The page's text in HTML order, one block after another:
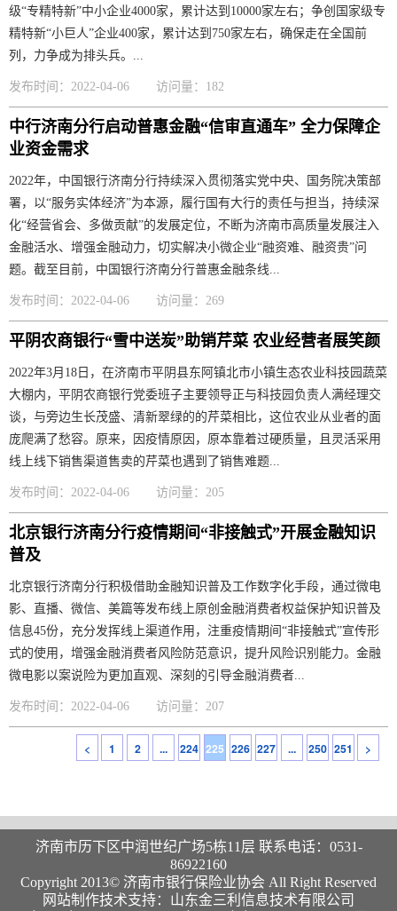
级“专精特新”中小企业4000家，累计达到10000家左右；争创国家级专
精特新“小巨人”企业400家，累计达到750家左右，确保走在全国前
列，力争成为排头兵。...
发布时间：2022-04-06 访问量：182
中行济南分行启动普惠金融“信审直通车” 全力保障企
业资金需求
2022年，中国银行济南分行持续深入贯彻落实党中央、国务院决策部
署，以“服务实体经济”为本源，履行国有大行的责任与担当，持续深
化“经营省会、多做贡献”的发展定位，不断为济南市高质量发展注入
金融活水、增强金融动力，切实解决小微企业“融资难、融资贵”问
题。截至目前，中国银行济南分行普惠金融条线...
发布时间：2022-04-06 访问量：269
平阴农商银行“雪中送炭”助销芹菜 农业经营者展笑颜
2022年3月18日，在济南市平阴县东阿镇北市小镇生态农业科技园蔬菜
大棚内，平阴农商银行党委班子主要领导正与科技园负责人满经理交
谈，与旁边生长茂盛、清新翠绿的的芹菜相比，这位农业从业者的面
庞爬满了愁容。原来，因疫情原因，原本靠着过硬质量，且灵活采用
线上线下销售渠道售卖的芹菜也遇到了销售难题...
发布时间：2022-04-06 访问量：205
北京银行济南分行疫情期间“非接触式”开展金融知识
普及
北京银行济南分行积极借助金融知识普及工作数字化手段，通过微电
影、直播、微信、美篇等发布线上原创金融消费者权益保护知识普及
信息45份，充分发挥线上渠道作用，注重疫情期间“非接触式”宣传形
式的使用，增强金融消费者风险防范意识，提升风险识别能力。金融
微电影以案说险为更加直观、深刻的引导金融消费者...
发布时间：2022-04-06 访问量：207
< 1 2 ... 224 225 226 227 ... 250 251 >
济南市历下区中润世纪广场5栋11层 联系电话：0531-
86922160
Copyright 2013© 济南市银行保险业协会 All Right Reserved
网站制作技术支持：山东金三利信息技术有限公司